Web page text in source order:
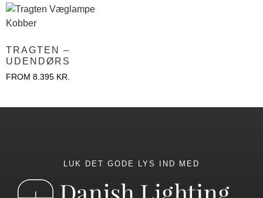
TRAGTEN –
UDENDØRS
FROM 8.395 KR.
LUK DET GODE LYS IND MED